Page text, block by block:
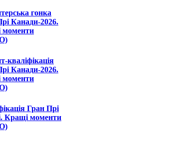
гонка
Канади-2026.
моменти
кваліфікація
Канади-2026.
моменти
Гран Прі
Кращі моменти